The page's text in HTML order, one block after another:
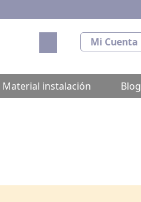
Mi Cuenta
Mi carrito
Material instalación Blog